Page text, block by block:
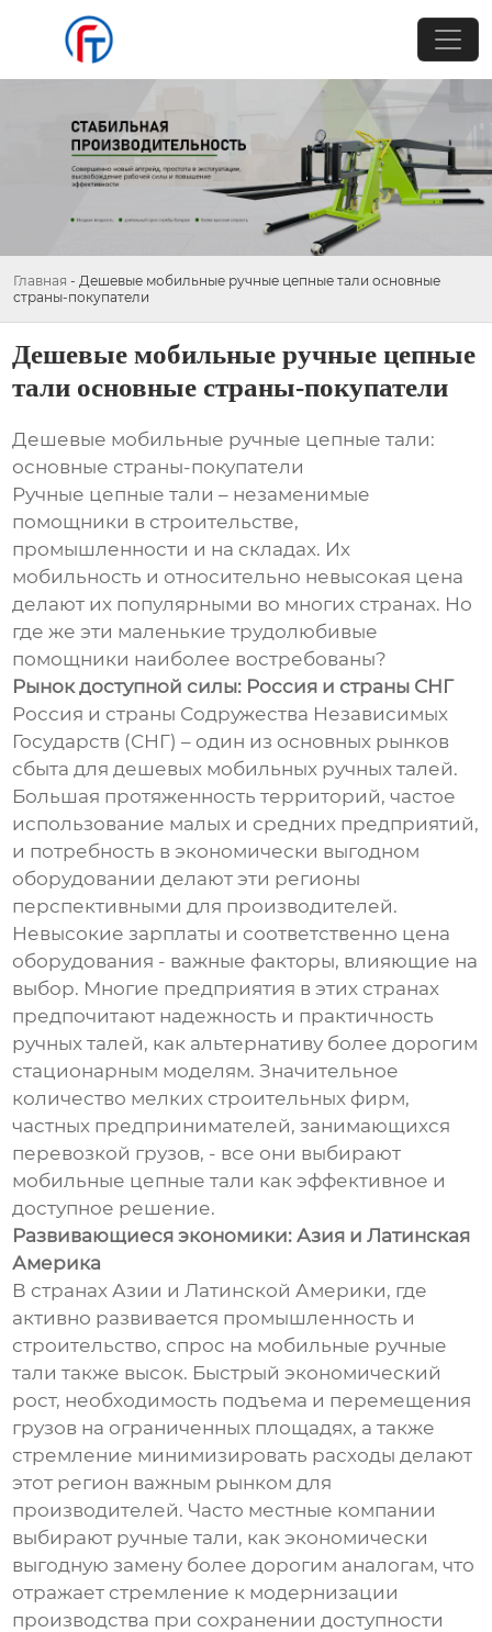
Главная - Дешевые мобильные ручные цепные тали основные
страны-покупатели
Дешевые мобильные ручные цепные
тали основные страны-покупатели
Дешевые мобильные ручные цепные тали:
основные страны-покупатели
Ручные цепные тали – незаменимые
помощники в строительстве,
промышленности и на складах. Их
мобильность и относительно невысокая цена
делают их популярными во многих странах. Но
где же эти маленькие трудолюбивые
помощники наиболее востребованы?
Рынок доступной силы: Россия и страны СНГ
Россия и страны Содружества Независимых
Государств (СНГ) – один из основных рынков
сбыта для дешевых мобильных ручных талей.
Большая протяженность территорий, частое
использование малых и средних предприятий,
и потребность в экономически выгодном
оборудовании делают эти регионы
перспективными для производителей.
Невысокие зарплаты и соответственно цена
оборудования - важные факторы, влияющие на
выбор. Многие предприятия в этих странах
предпочитают надежность и практичность
ручных талей, как альтернативу более дорогим
стационарным моделям. Значительное
количество мелких строительных фирм,
частных предпринимателей, занимающихся
перевозкой грузов, - все они выбирают
мобильные цепные тали как эффективное и
доступное решение.
Развивающиеся экономики: Азия и Латинская
Америка
В странах Азии и Латинской Америки, где
активно развивается промышленность и
строительство, спрос на мобильные ручные
тали также высок. Быстрый экономический
рост, необходимость подъема и перемещения
грузов на ограниченных площадях, а также
стремление минимизировать расходы делают
этот регион важным рынком для
производителей. Часто местные компании
выбирают ручные тали, как экономически
выгодную замену более дорогим аналогам, что
отражает стремление к модернизации
производства при сохранении доступности